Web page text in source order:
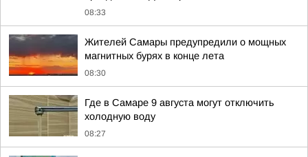
08:33
Жителей Самары предупредили о мощных
магнитных бурях в конце лета
08:30
Где в Самаре 9 августа могут отключить
холодную воду
08:27